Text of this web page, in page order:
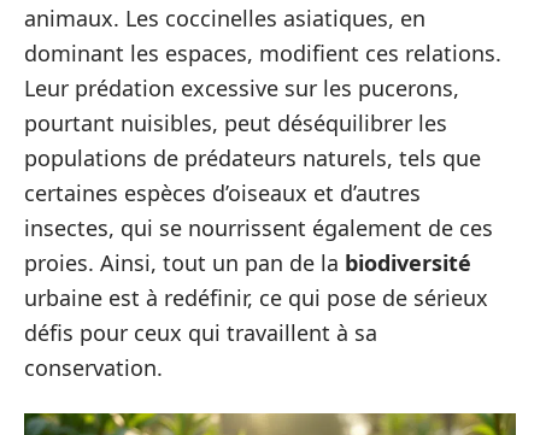
animaux. Les coccinelles asiatiques, en
dominant les espaces, modifient ces relations.
Leur prédation excessive sur les pucerons,
pourtant nuisibles, peut déséquilibrer les
populations de prédateurs naturels, tels que
certaines espèces d’oiseaux et d’autres
insectes, qui se nourrissent également de ces
proies. Ainsi, tout un pan de la biodiversité
urbaine est à redéfinir, ce qui pose de sérieux
défis pour ceux qui travaillent à sa
conservation.